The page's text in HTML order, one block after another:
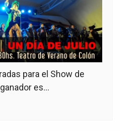
para el Show de
es...